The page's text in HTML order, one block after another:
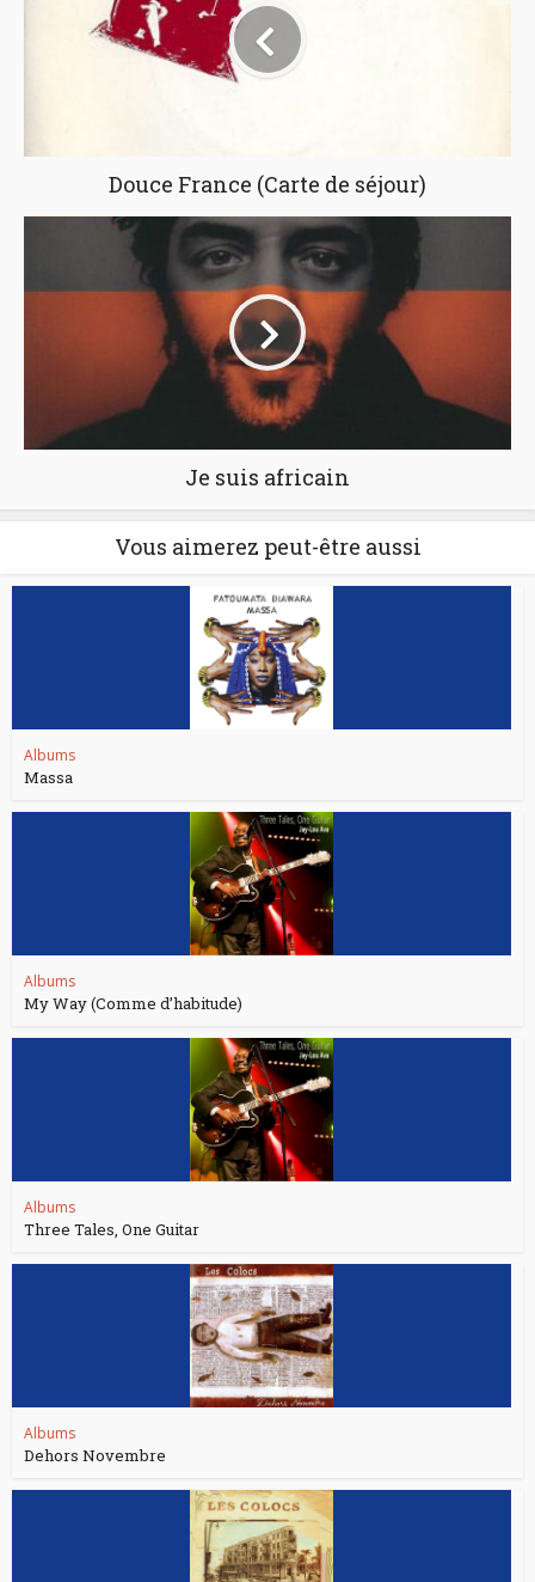
Douce France (Carte de séjour)
Je suis africain
Vous aimerez peut-être aussi
Albums
Massa
Albums
My Way (Comme d’habitude)
Albums
Three Tales, One Guitar
Albums
Dehors Novembre